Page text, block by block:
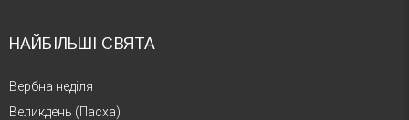
НАЙБІЛЬШІ СВЯТА
Вербна неділя
Великдень (Пасха)